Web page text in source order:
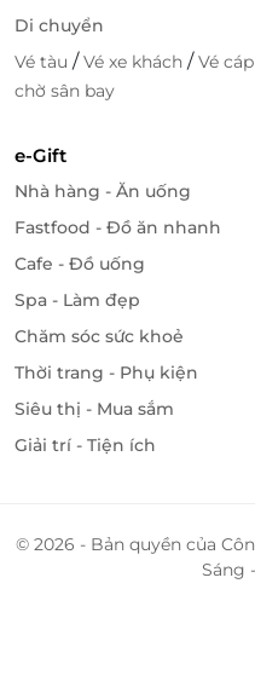
lượng với mức giá chất
Di chuyển
Vé tàu /Vé xe khách /Vé
chờ sân bay
e-Gift
Nhà hàng - Ăn uống
Fastfood - Đồ ăn nhanh
Cafe - Đồ uống
Spa - Làm đẹp
Chăm sóc sức khoẻ
Thời trang - Phụ kiện
Siêu thị - Mua sắm
Giải trí - Tiện ích
© 2026 - Bản quyền của
Sáng